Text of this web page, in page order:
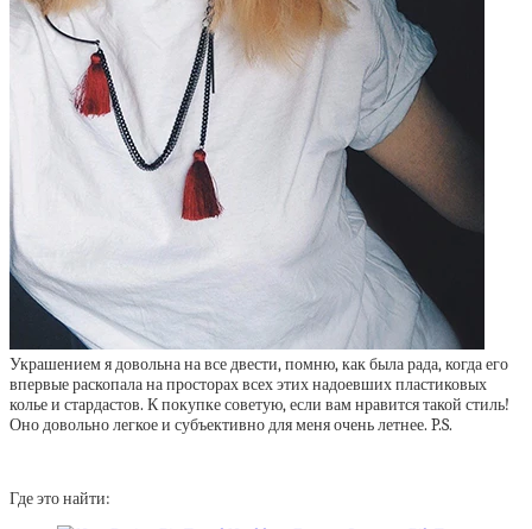
Украшением я довольна на все двести, помню, как была рада, когда его
впервые раскопала на просторах всех этих надоевших пластиковых
колье и стардастов. К покупке советую, если вам нравится такой стиль!
Оно довольно легкое и субъективно для меня очень летнее. P.S.
Где это найти: